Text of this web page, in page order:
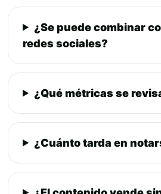
¿Se puede combinar
redes sociales?
¿Qué métricas se
¿Cuánto tarda en